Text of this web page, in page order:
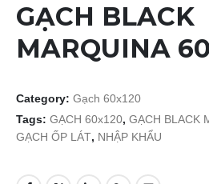
GẠCH BLACK
MARQUINA
Category: Gạch 60x120
Tags: GẠCH 60x120, GẠCH BLACK
GẠCH ỐP LÁT, NHẬP KHẨU